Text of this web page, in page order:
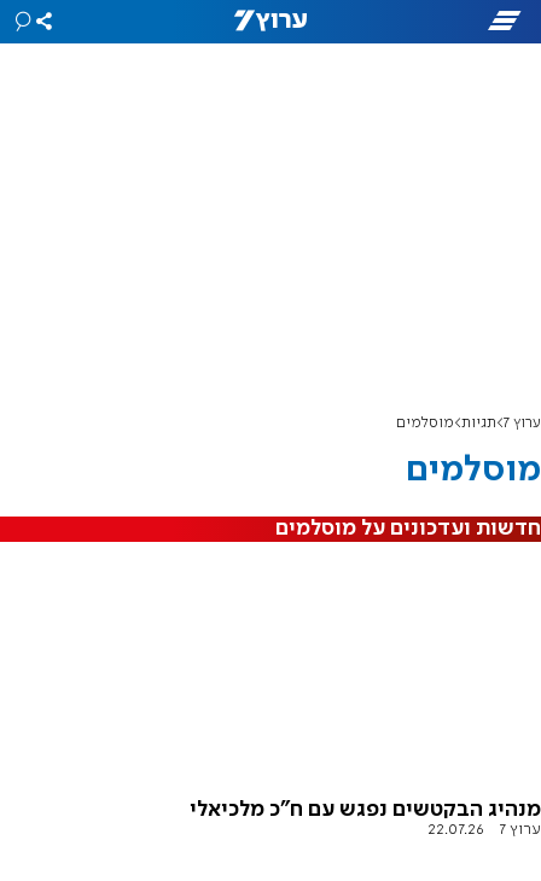
ערוץ 7 תגיות מוסלמים
מוסלמים
חדשות ועדכונים על מוסלמים
מנהיג הבקטשים נפגש עם ח"כ מלכיאלי
ערוץ 7 22.07.26